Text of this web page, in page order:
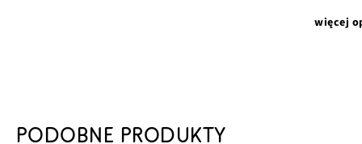
więcej
PODOBNE PRODUKTY